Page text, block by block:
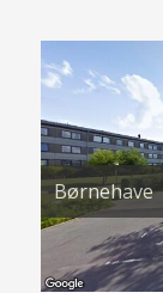
Børnehave